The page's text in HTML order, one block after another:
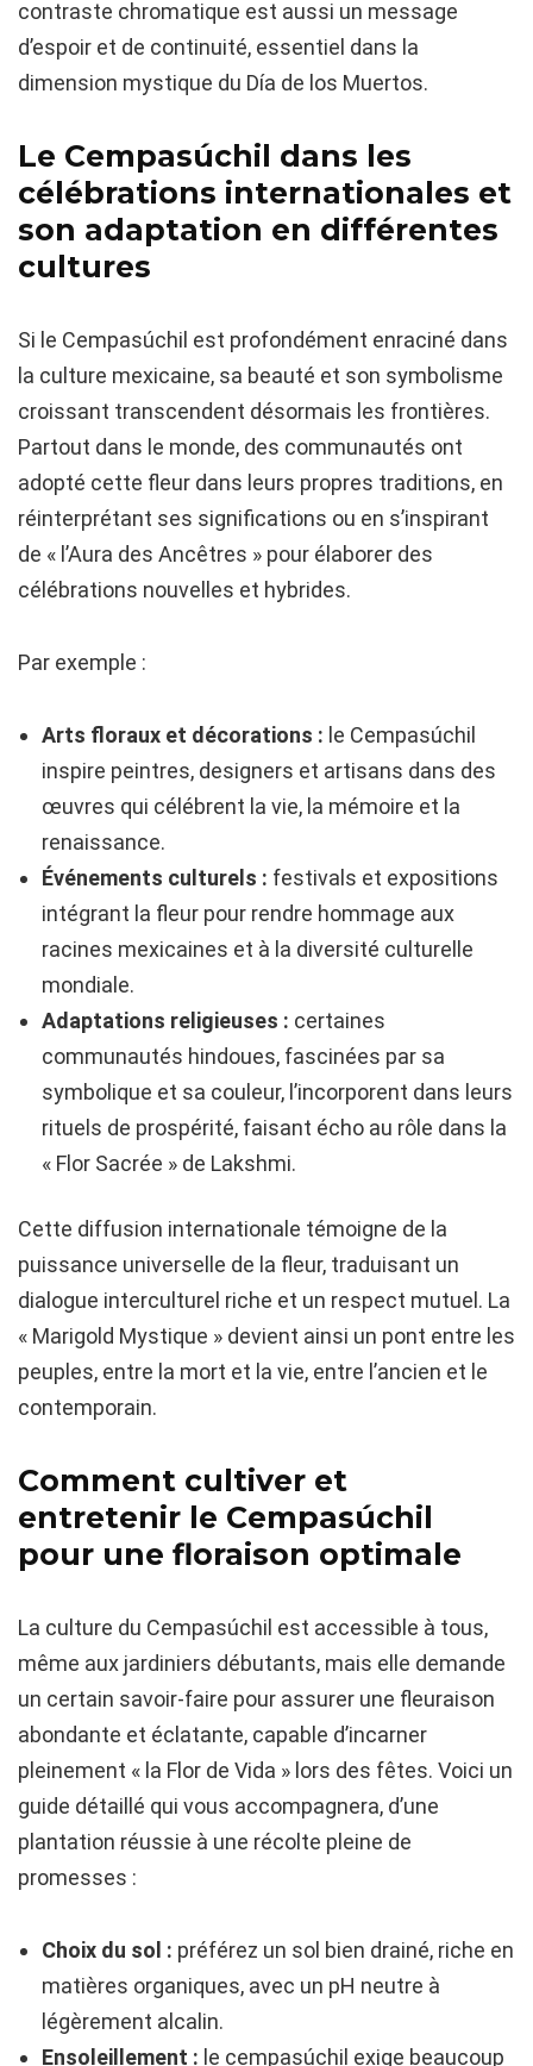
contraste chromatique est aussi un message
d’espoir et de continuité, essentiel dans la
dimension mystique du Día de los Muertos.
Le Cempasúchil dans les
célébrations internationales et
son adaptation en différentes
cultures
Si le Cempasúchil est profondément enraciné dans
la culture mexicaine, sa beauté et son symbolisme
croissant transcendent désormais les frontières.
Partout dans le monde, des communautés ont
adopté cette fleur dans leurs propres traditions, en
réinterprétant ses significations ou en s’inspirant
de « l’Aura des Ancêtres » pour élaborer des
célébrations nouvelles et hybrides.
Par exemple :
Arts floraux et décorations : le Cempasúchil
inspire peintres, designers et artisans dans des
œuvres qui célébrent la vie, la mémoire et la
renaissance.
Événements culturels : festivals et expositions
intégrant la fleur pour rendre hommage aux
racines mexicaines et à la diversité culturelle
mondiale.
Adaptations religieuses : certaines
communautés hindoues, fascinées par sa
symbolique et sa couleur, l’incorporent dans leurs
rituels de prospérité, faisant écho au rôle dans la
« Flor Sacrée » de Lakshmi.
Cette diffusion internationale témoigne de la
puissance universelle de la fleur, traduisant un
dialogue interculturel riche et un respect mutuel. La
« Marigold Mystique » devient ainsi un pont entre les
peuples, entre la mort et la vie, entre l’ancien et le
contemporain.
Comment cultiver et
entretenir le Cempasúchil
pour une floraison optimale
La culture du Cempasúchil est accessible à tous,
même aux jardiniers débutants, mais elle demande
un certain savoir-faire pour assurer une fleuraison
abondante et éclatante, capable d’incarner
pleinement « la Flor de Vida » lors des fêtes. Voici un
guide détaillé qui vous accompagnera, d’une
plantation réussie à une récolte pleine de
promesses :
Choix du sol : préférez un sol bien drainé, riche en
matières organiques, avec un pH neutre à
légèrement alcalin.
Ensoleillement : le cempasúchil exige beaucoup